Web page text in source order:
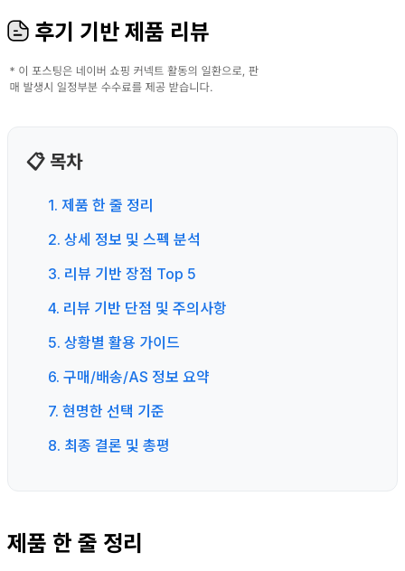
후기 기반 제품 리뷰
📋 목차
1. 제품 한 줄 정리
2. 상세 정보 및 스펙 분석
3. 리뷰 기반 장점 Top 5
4. 리뷰 기반 단점 및 주의사항
5. 상황별 활용 가이드
6. 구매/배송/AS 정보 요약
7. 현명한 선택 기준
8. 최종 결론 및 총평
제품 한 줄 정리